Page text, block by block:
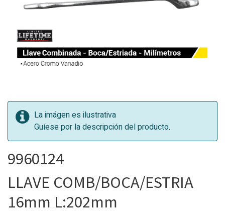
La imágen es ilustrativa
Guíese por la descripción del producto.
9960124
LLAVE COMB/BOCA/ESTRIA
16mm L:202mm